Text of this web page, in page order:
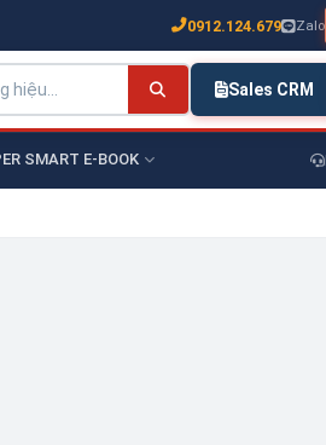
0912.124.679 Zalo
Sales CRM
SMART E-BOOK